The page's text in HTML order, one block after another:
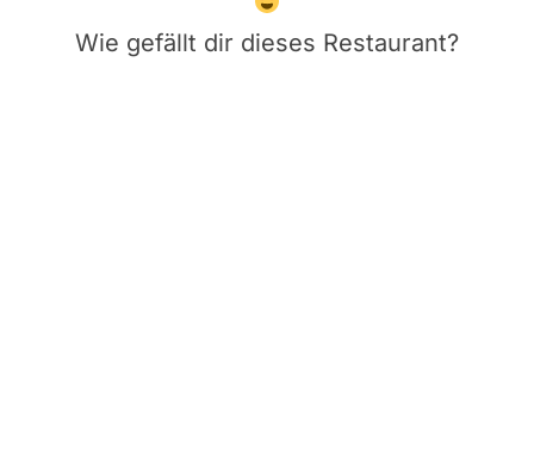
Wie gefällt dir dieses Restaurant?